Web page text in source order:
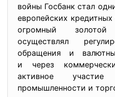
войны Госбанк стал
европейских кредитных
огромный
осуществлял
обращения и
и через
активное
промышленности и